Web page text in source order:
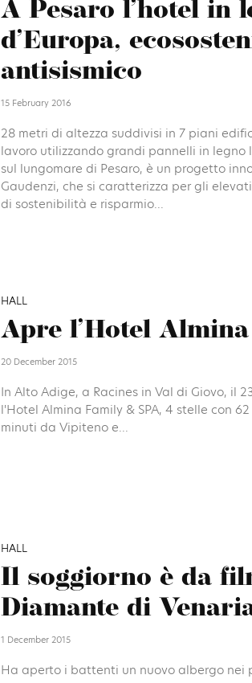
A Pesaro l’hotel in
d’Europa,
antisismico
15 February 2016
28 metri di altezza suddivisi in 7 piani
lavoro utilizzando grandi pannelli in legno
sul lungomare di Pesaro, è un progetto
Gaudenzi, che si caratterizza per gli
di sostenibilità e risparmio...
HALL
Apre l’Hotel
20 December 2015
In Alto Adige, a Racines in Val di Giovo, il
l'Hotel Almina Family & SPA, 4 stelle con
minuti da Vipiteno e...
HALL
Il soggiorno è da
Diamante di
1 December 2015
Ha aperto i battenti un nuovo albergo nei